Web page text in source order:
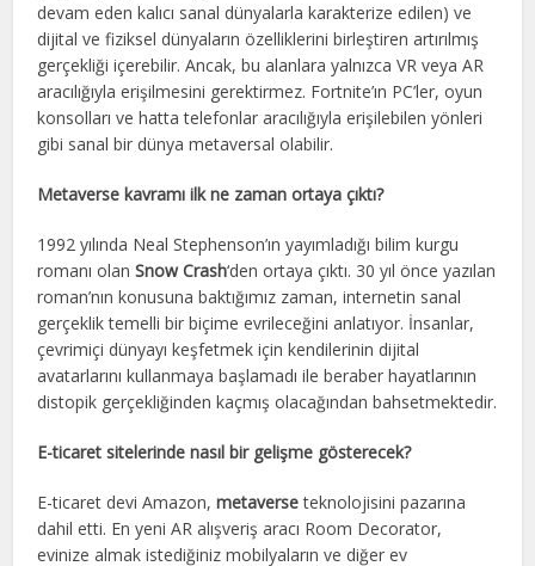
devam eden kalıcı sanal dünyalarla karakterize edilen) ve
dijital ve fiziksel dünyaların özelliklerini birleştiren artırılmış
gerçekliği içerebilir. Ancak, bu alanlara yalnızca VR veya AR
aracılığıyla erişilmesini gerektirmez. Fortnite’ın PC’ler, oyun
konsolları ve hatta telefonlar aracılığıyla erişilebilen yönleri
gibi sanal bir dünya metaversal olabilir.
Metaverse kavramı ilk ne zaman ortaya çıktı?
1992 yılında Neal Stephenson’ın yayımladığı bilim kurgu
romanı olanSnow Crash‘den ortaya çıktı. 30 yıl önce yazılan
roman’nın konusuna baktığımız zaman, internetin sanal
gerçeklik temelli bir biçime evrileceğini anlatıyor. İnsanlar,
çevrimiçi dünyayı keşfetmek için kendilerinin dijital
avatarlarını kullanmaya başlamadı ile beraber hayatlarının
distopik gerçekliğinden kaçmış olacağından bahsetmektedir.
E-ticaret sitelerinde nasıl bir gelişme gösterecek?
E-ticaret devi Amazon,metaverseteknolojisini pazarına
dahil etti. En yeni AR alışveriş aracı Room Decorator,
evinize almak istediğiniz mobilyaların ve diğer ev